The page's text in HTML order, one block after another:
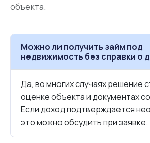
объекта.
Можно ли получить займ под
недвижимость без справки о
Да, во многих случаях решение
оценке объекта и документах
Если доход подтверждается
это можно обсудить при заявке.